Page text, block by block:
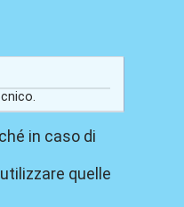
in caso di
quelle